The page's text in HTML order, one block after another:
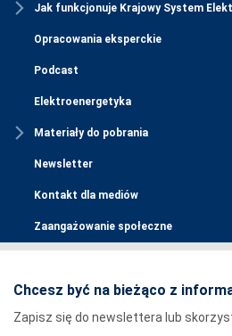
Jak funkcjonuje Krajowy System
Opracowania eksperckie
Podcast
Elektroenergetyka
Materiały do pobrania
Newsletter
Kontakt dla mediów
Zaangażowanie społeczne
Chcesz być na bieżąco z
Zapisz się do newslettera lub